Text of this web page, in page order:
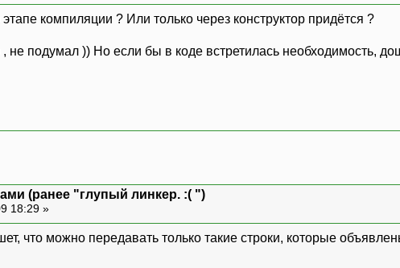
этапе компиляции ? Или только через конструктор придётся ?
не подумал )) Но если бы в коде встретилась необходимость,
(ранее "глупый линкер. :( ")
18:29 »
что можно передавать только такие строки, которые